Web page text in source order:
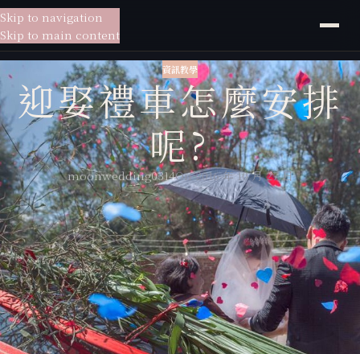
貳月婚紗
Skip to navigation
Skip to main content
資訊教學
迎娶禮車怎麼安排
呢?
moonwedding0314On 2016 年 10 月 27 日
迎娶禮車怎麼安排呢?
在協助新人籌備儀式流程時，常常都會有客戶提出禮車相關問題
請問禮車至少要幾台？哪一台是新娘車？車彩？車把花是甚麼？
現在就統一在這兒為大家一起來解答